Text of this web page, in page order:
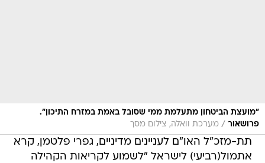
"מועצת הביטחון מתעלמת ממי שסובל באמת במזרח התיכון".
פרושאור / מערכת וואלה, צילום מסך
תת-מזכ"ל האו"ם לעניינים מדיניים, גפרי פלטמן, קרא
אתמול(רביעי) לישראל "לשמוע לקריאות הקהילה